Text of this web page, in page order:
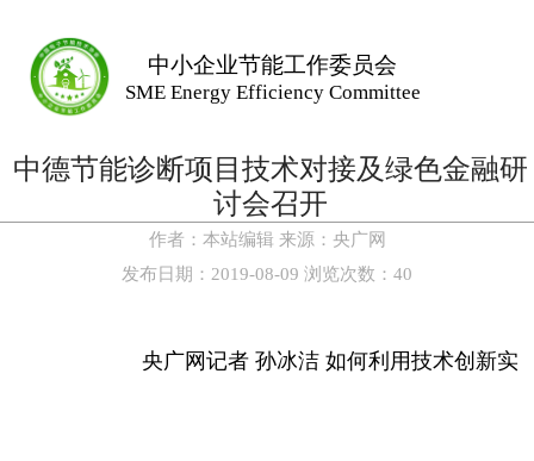
中小企业节能工作委员会
SME Energy Efficiency Committee
中德节能诊断项目技术对接及绿色金融研
讨会召开
作者： 本站编辑 来源： 央广网
发布日期： 2019-08-09 浏览次数： 40
央广网记者 孙冰洁 如何利用技术创新实